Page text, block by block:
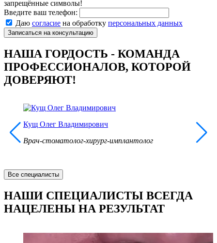
запрещённые символы!
Введите ваш телефон:
Даю согласие на обработку персональных данных
Записаться на консультацию
НАША ГОРДОСТЬ - КОМАНДА
ПРОФЕССИОНАЛОВ, КОТОРОЙ
ДОВЕРЯЮТ!
Кущ Олег Владимирович
Врач-стоматолог-хирург-имплантолог
Все специалисты
НАШИ СПЕЦИАЛИСТЫ ВСЕГДА
НАЦЕЛЕНЫ НА РЕЗУЛЬТАТ